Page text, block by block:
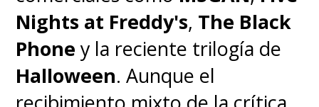
Nights at Freddy's, The Black
Phone y la reciente trilogía de
Halloween. Aunque el